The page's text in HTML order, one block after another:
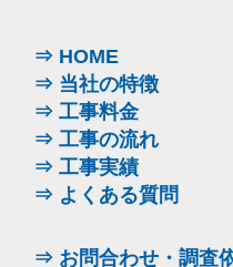
⇒ HOME
⇒ 当社の特徴
⇒ 工事料金
⇒ 工事の流れ
⇒ 工事実績
⇒ よくある質問
⇒ お問合わせ・調査